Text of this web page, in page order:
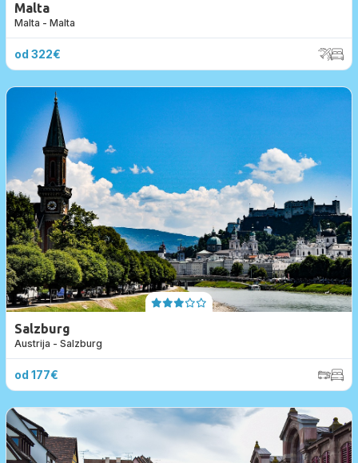
Malta
Malta - Malta
od 322€
Salzburg
Austrija - Salzburg
od 177€